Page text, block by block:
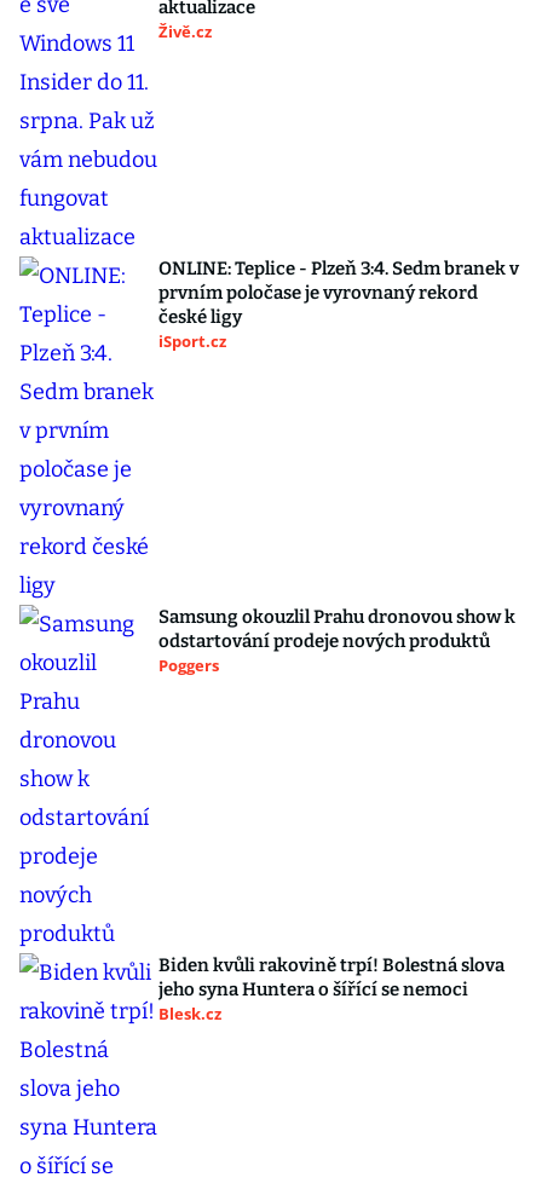
aktualizace
Živě.cz
ONLINE: Teplice - Plzeň 3:4. Sedm branek v
prvním poločase je vyrovnaný rekord
české ligy
iSport.cz
Samsung okouzlil Prahu dronovou show k
odstartování prodeje nových produktů
Poggers
Biden kvůli rakovině trpí! Bolestná slova
jeho syna Huntera o šířící se nemoci
Blesk.cz